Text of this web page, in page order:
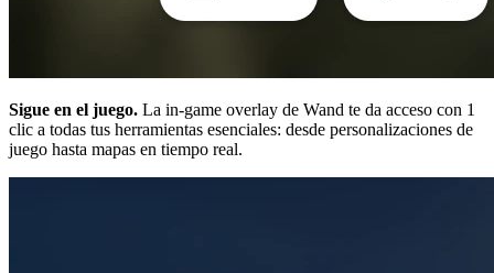
Sigue en el juego. La in-game overlay de Wand te da acceso con 1
clic a todas tus herramientas esenciales: desde personalizaciones de
juego hasta mapas en tiempo real.